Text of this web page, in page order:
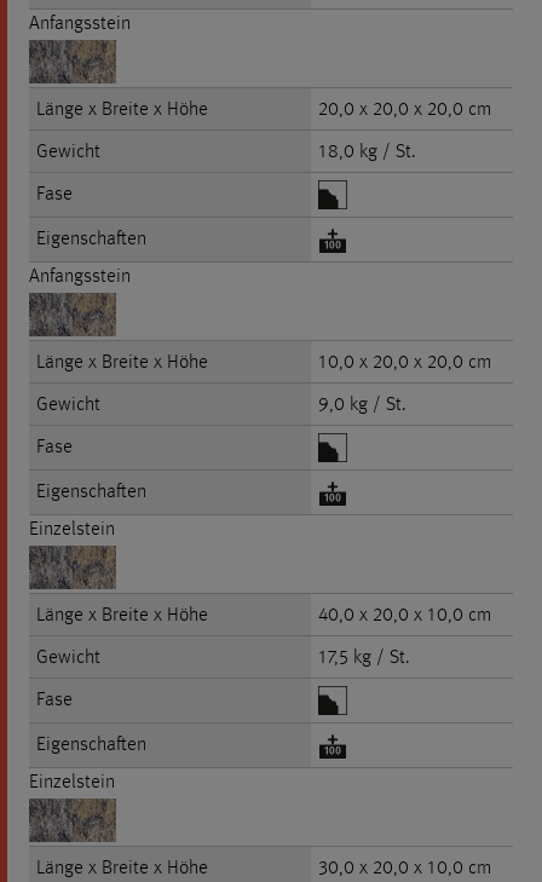
Anfangsstein
Länge x Breite x Höhe
20,0 x 20,0 x 20,0 cm
Gewicht
18,0 kg / St.
Fase
Eigenschaften
Anfangsstein
Länge x Breite x Höhe
10,0 x 20,0 x 20,0 cm
Gewicht
9,0 kg / St.
Fase
Eigenschaften
Einzelstein
Länge x Breite x Höhe
40,0 x 20,0 x 10,0 cm
Gewicht
17,5 kg / St.
Fase
Eigenschaften
Einzelstein
Länge x Breite x Höhe
30,0 x 20,0 x 10,0 cm